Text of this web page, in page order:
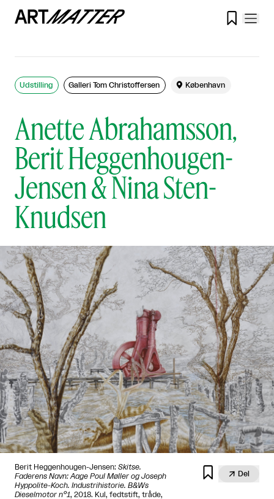

Anette Abrahamsson,
Berit Heggenhougen-
Jensen & Nina Sten-
Knudsen
Udstilling Galleri Tom Christoffersen  København
Berit Heggenhougen-Jensen: Skitse.
Faderens Navn: Aage Poul Møller og Joseph
Hyppolite-Koch. Industrihistorie. B&Ws
Dieselmotor n°1, 2018. Kul, fedtstift, tråde,
  Del